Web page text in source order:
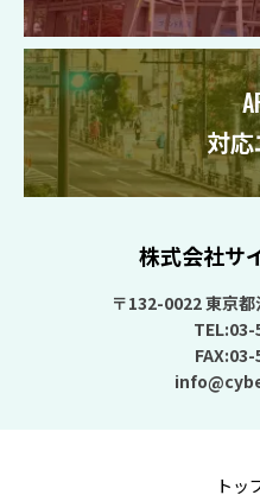
対
株式会社サ
〒132-0022 東京
トッ